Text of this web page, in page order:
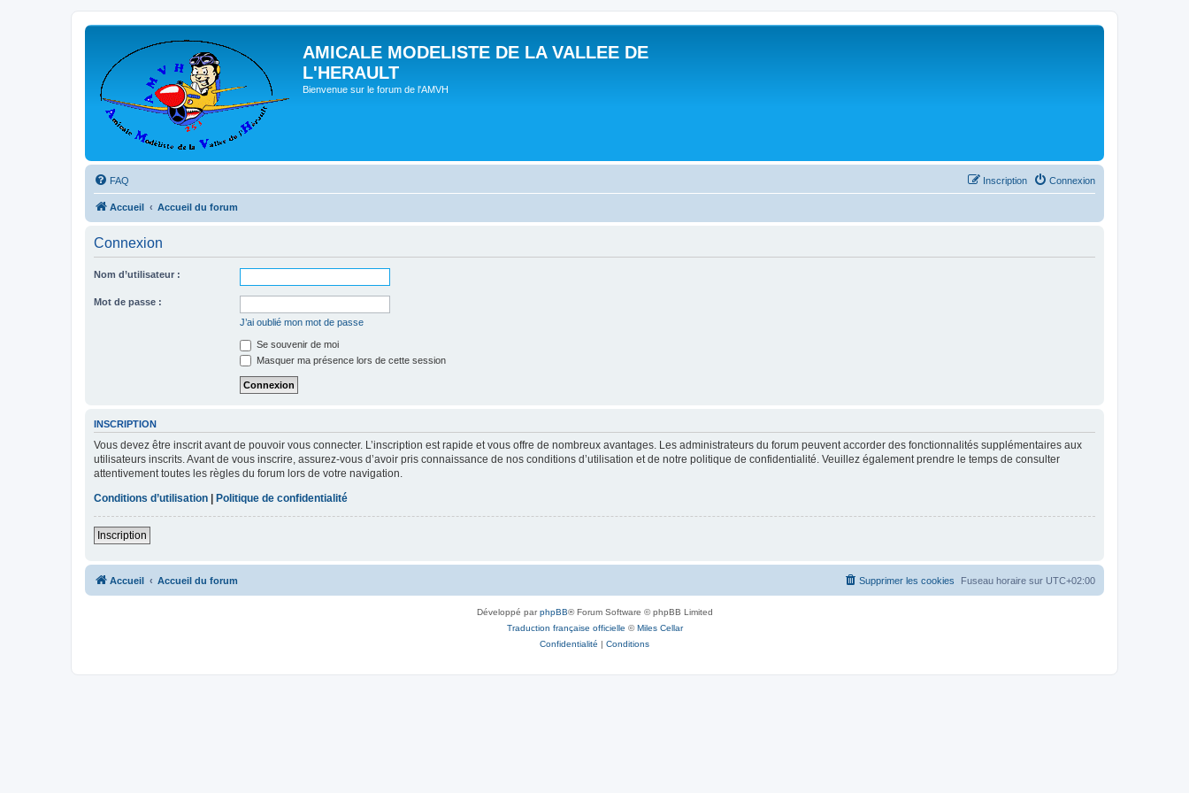
AMICALE MODELISTE DE LA VALLEE DE
L'HERAULT
Bienvenue sur le forum de l'AMVH
FAQ Connexion
Inscription
Accueil Accueil du forum
Connexion
Nom d’utilisateur :
Mot de passe :
J’ai oublié mon mot de passe
Se souvenir de moi
Masquer ma présence lors de cette session
INSCRIPTION
Vous devez être inscrit avant de pouvoir vous connecter. L’inscription est rapide et vous offre de nombreux avantages. Les administrateurs du forum peuvent accorder des fonctionnalités supplémentaires aux
utilisateurs inscrits. Avant de vous inscrire, assurez-vous d’avoir pris connaissance de nos conditions d’utilisation et de notre politique de confidentialité. Veuillez également prendre le temps de consulter
attentivement toutes les règles du forum lors de votre navigation.
Conditions d’utilisation | Politique de confidentialité
Inscription
Accueil Accueil du forum Fuseau horaire sur UTC+02:00
Supprimer les cookies
Développé parphpBB® Forum Software © phpBB Limited
Traduction française officielle ©Miles Cellar
Confidentialité | Conditions